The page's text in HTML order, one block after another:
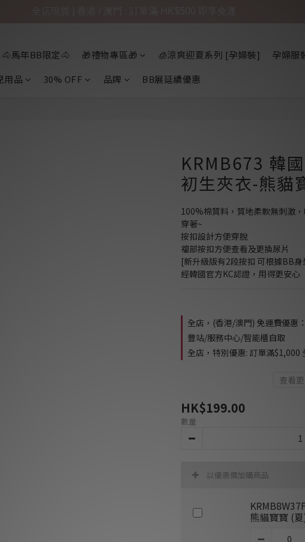
🐴馬年BB限定🐴 🎁禮物專區🎁 🧊涼爽迎夏系列 [孕婦裝] 孕婦服
用品
30% OFF 品牌 BB展延續優惠
KRMB673 韓
初生夾衣-熊貓
100%棉質料，質地柔軟無刺激
穿著~
按扣設計方便穿脫
襠部按扣方便查看及更換尿片
[新升級版有2段按扣 可根據BB
經韓國官方KC認證，用得更安心
全店，(香港/澳門) 免運費優惠
豐站/服務中心/智能櫃自取
全店，特別優惠: 訂單滿$1,000
查看
HK$199.00
數量
以優惠價加購商品
熊貓寶寶 (